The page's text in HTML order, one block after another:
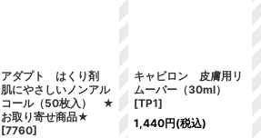
アダプト はくり剤
肌にやさしいノンアル
コール（50枚入） ★
お取り寄せ商品★
[7760]
キャビロン 皮膚用リ
ムーバー（30ml）
[TP1]
1,440円(税込)